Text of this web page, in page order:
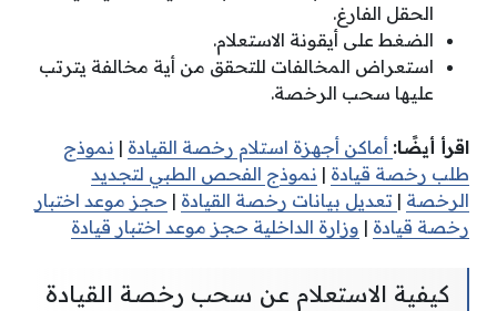
الحقل الفارغ.
الضغط على أيقونة الاستعلام.
استعراض المخالفات للتحقق من أية مخالفة يترتب
عليها سحب الرخصة.
اقرأ أيضًا: أماكن أجهزة استلام رخصة القيادة | نموذج
طلب رخصة قيادة | نموذج الفحص الطبي لتجديد
الرخصة | تعديل بيانات رخصة القيادة | حجز موعد اختبار
رخصة قيادة | وزارة الداخلية حجز موعد اختبار قيادة
كيفية الاستعلام عن سحب رخصة القيادة